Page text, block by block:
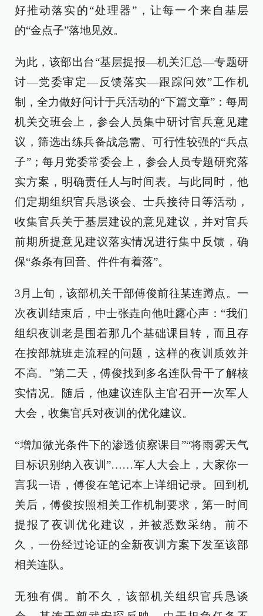
好推动落实的“处理器”，让每一个来自基层
的“金点子”落地见效。
为此，该部出台“基层提报—机关汇总—专题研
讨—党委审定—反馈落实—跟踪问效”工作机
制，全力做好问计于兵活动的“下篇文章”：每周
机关交班会上，参会人员集中研讨官兵意见建
议，筛选出练兵备战急需、可行性较强的“兵点
子”；每月党委常委会上，参会人员专题研究落
实方案，明确责任人与时间表。与此同时，他
们定期组织官兵恳谈会、士兵接待日等活动，
收集官兵关于基层建设的意见建议，并对官兵
前期所提意见建议落实情况进行集中反馈，确
保“条条有回音、件件有着落”。
3月上旬，该部机关干部傅俊前往某连蹲点。一
次夜训结束后，中士张垚向他吐露心声：“我们
组织夜训老是围着那几个基础课目转，而且存
在按部就班走流程的问题，这样的夜训质效并
不高。”第二天，傅俊找到多名连队骨干了解核
实情况。随后，他建议连队主官召开一次军人
大会，收集官兵对夜训的优化建议。
“增加微光条件下的渗透侦察课目”“将雨雾天气
目标识别纳入夜训”……军人大会上，大家你一
言我一语，傅俊在笔记本上详细记录。回到机
关后，傅俊按照相关工作机制要求，第一时间
提报了夜训优化建议，并被悉数采纳。前不
久，一份经过论证的全新夜训方案下发至该部
相关连队。
无独有偶。前不久，该部机关组织官兵恳谈